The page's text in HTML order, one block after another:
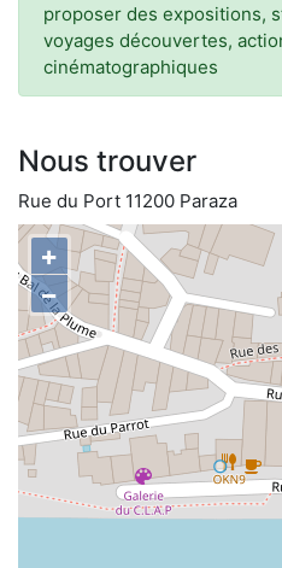
proposer des expositions,
voyages découvertes,
cinématographiques
Nous trouver
Rue du Port 11200 Paraza
+
−